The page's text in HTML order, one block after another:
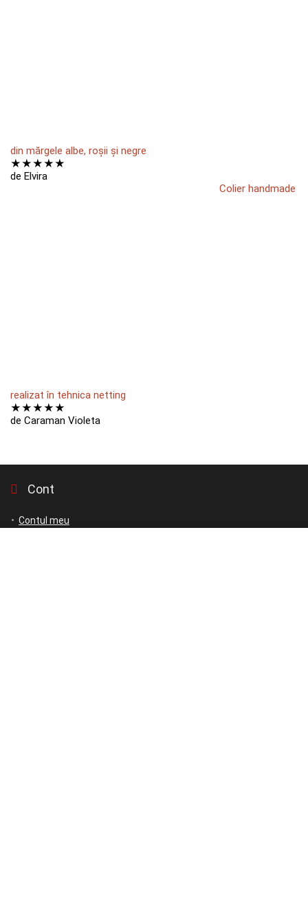
din mărgele albe, roșii și negre
★★★★★
de Elvira
Colier handmade
realizat în tehnica netting
★★★★★
de Caraman Violeta
Cont
Contul meu